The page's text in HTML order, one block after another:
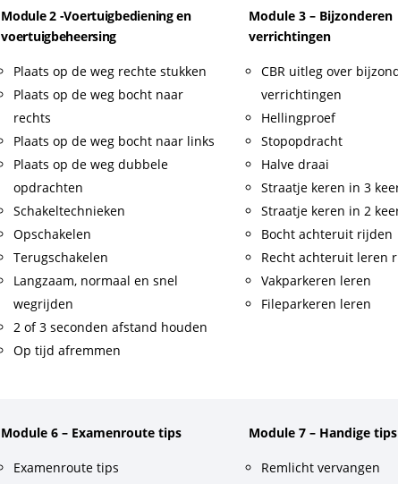
Module 2 -Voertuigbediening en
voertuigbeheersing
Plaats op de weg rechte stukken
Plaats op de weg bocht naar
rechts
Plaats op de weg bocht naar links
Plaats op de weg dubbele
opdrachten
Schakeltechnieken
Opschakelen
Terugschakelen
Langzaam, normaal en snel
wegrijden
2 of 3 seconden afstand houden
Op tijd afremmen
Module 3 – Bijzonderen
verrichtingen
CBR uitleg over
verrichtingen
Hellingproef
Stopopdracht
Halve draai
Straatje keren in 3
Straatje keren in 2
Bocht achteruit rijden
Recht achteruit leren
Vakparkeren leren
Fileparkeren leren
Module 6 – Examenroute tips
Examenroute tips
Module 7 – Handige tips
Remlicht vervangen